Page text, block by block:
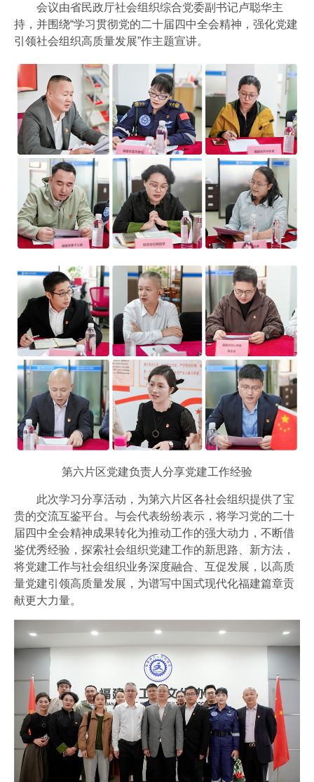
会议由省民政厅社会组织综合党委副书记卢聪华主
持，并围绕“学习贯彻党的二十届四中全会精神，强化党建
引领社会组织高质量发展”作主题宣讲。
第六片区党建负责人分享党建工作经验
此次学习分享活动，为第六片区各社会组织提供了宝
贵的交流互鉴平台。与会代表纷纷表示，将学习党的二十
届四中全会精神成果转化为推动工作的强大动力，不断借
鉴优秀经验，探索社会组织党建工作的新思路、新方法，
将党建工作与社会组织业务深度融合、互促发展，以高质
量党建引领高质量发展，为谱写中国式现代化福建篇章贡
献更大力量。